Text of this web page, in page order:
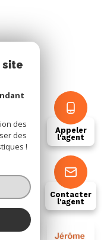
Appeler
l'agent
Contacter
l'agent
site
des
des
!